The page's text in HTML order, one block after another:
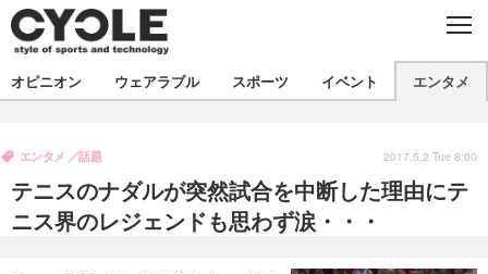
C
O
S
E
製品/用品
飲食
バックナンバー
コラム
インプレ
ボイス
デバイス
ビジネス
国内
スポーツ
オピニオン ウェアラブル スポーツ イベント エンタメ
テニスのナダルが突然試合を中断した理由にテ
ニス界のレジェンドも思わず涙・・・
エンタメ 話題 2017.5.2 Tue 8:00